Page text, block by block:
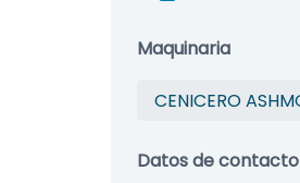
Maquinaria
Datos de contacto